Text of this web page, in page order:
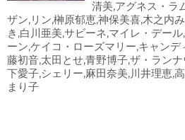
清美,アグネス・ラ
ザン,リン,榊原郁恵,神保美喜,木之内
き,白川亜美,サビーネ,マイレ・デー
ーン,ケイコ・ローズマリー,キャン
藤初音,太田とせ,青野博子,ザ・ラン
下愛子,シェリー,麻田奈美,川井理恵,
まり子